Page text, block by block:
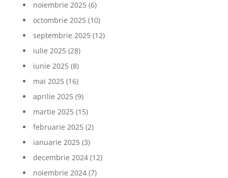
noiembrie 2025(6)
octombrie 2025(10)
septembrie 2025(12)
iulie 2025(28)
iunie 2025(8)
mai 2025(16)
aprilie 2025(9)
martie 2025(15)
februarie 2025(2)
ianuarie 2025(3)
decembrie 2024(12)
noiembrie 2024(7)